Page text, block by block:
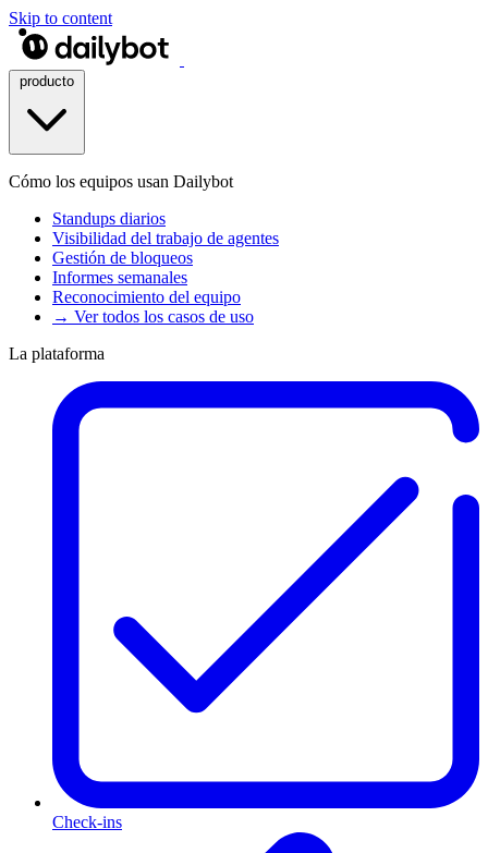
Skip to content
Cómo los equipos usan Dailybot
Standups diarios
Visibilidad del trabajo de agentes
Gestión de bloqueos
Informes semanales
Reconocimiento del equipo
→ Ver todos los casos de uso
La plataforma
Check-ins